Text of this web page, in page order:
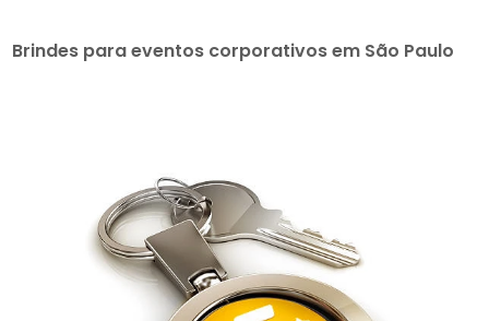
Brindes para eventos corporativos em São Paulo